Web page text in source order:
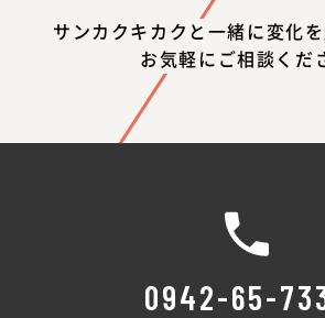
サンカクキカクと一緒に変化
お気軽にご相談くだ
0942-65-